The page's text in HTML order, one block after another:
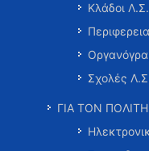
Κλάδοι
Σχολές
ΓΙΑ ΤΟΝ ΠΟΛΙΤΗ